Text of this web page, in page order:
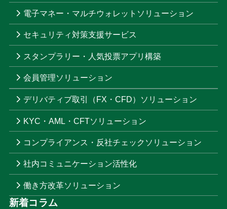
電子マネー・マルチウォレットソリューション
セキュリティ対策支援サービス
スタンプラリー・人気投票アプリ構築
会員管理ソリューション
デリバティブ取引（FX・CFD）ソリューション
KYC・AML・CFTソリューション
コンプライアンス・反社チェックソリューション
社内コミュニケーション活性化
働き方改革ソリューション
新着コラム